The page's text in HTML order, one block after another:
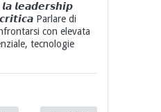
𝙡𝙚𝙖𝙙𝙚𝙧𝙨𝙝𝙞𝙥
Parlare di
con elevata
tecnologie